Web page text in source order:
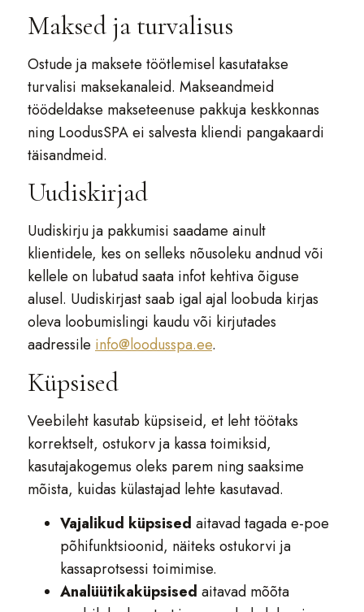
Maksed ja turvalisus
Ostude ja maksete töötlemisel kasutatakse
turvalisi maksekanaleid. Makseandmeid
töödeldakse makseteenuse pakkuja keskkonnas
ning LoodusSPA ei salvesta kliendi pangakaardi
täisandmeid.
Uudiskirjad
Uudiskirju ja pakkumisi saadame ainult
klientidele, kes on selleks nõusoleku andnud või
kellele on lubatud saata infot kehtiva õiguse
alusel. Uudiskirjast saab igal ajal loobuda kirjas
oleva loobumislingi kaudu või kirjutades
aadressile info@loodusspa.ee.
Küpsised
Veebileht kasutab küpsiseid, et leht töötaks
korrektselt, ostukorv ja kassa toimiksid,
kasutajakogemus oleks parem ning saaksime
mõista, kuidas külastajad lehte kasutavad.
Vajalikud küpsised aitavad tagada e-poe
põhifunktsioonid, näiteks ostukorvi ja
kassaprotsessi toimimise.
Analüütikaküpsised aitavad mõõta